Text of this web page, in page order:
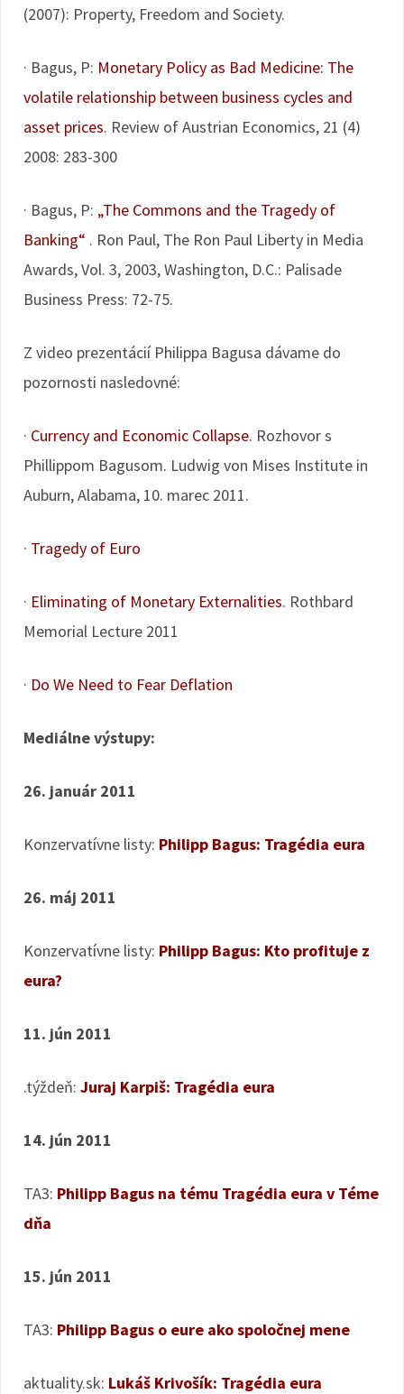
(2007): Property, Freedom and Society.
· Bagus, P: Monetary Policy as Bad Medicine: The
volatile relationship between business cycles and
asset prices. Review of Austrian Economics, 21 (4)
2008: 283-300
· Bagus, P: „The Commons and the Tragedy of
Banking“ . Ron Paul, The Ron Paul Liberty in Media
Awards, Vol. 3, 2003, Washington, D.C.: Palisade
Business Press: 72-75.
Z video prezentácií Philippa Bagusa dávame do
pozornosti nasledovné:
· Currency and Economic Collapse. Rozhovor s
Phillippom Bagusom. Ludwig von Mises Institute in
Auburn, Alabama, 10. marec 2011.
· Tragedy of Euro
· Eliminating of Monetary Externalities. Rothbard
Memorial Lecture 2011
· Do We Need to Fear Deflation
Mediálne výstupy:
26. január 2011
Konzervatívne listy: Philipp Bagus: Tragédia eura
26. máj 2011
Konzervatívne listy: Philipp Bagus: Kto profituje z
eura?
11. jún 2011
.týždeň: Juraj Karpiš: Tragédia eura
14. jún 2011
TA3: Philipp Bagus na tému Tragédia eura v Téme
dňa
15. jún 2011
TA3: Philipp Bagus o eure ako spoločnej mene
aktuality.sk: Lukáš Krivošík: Tragédia eura